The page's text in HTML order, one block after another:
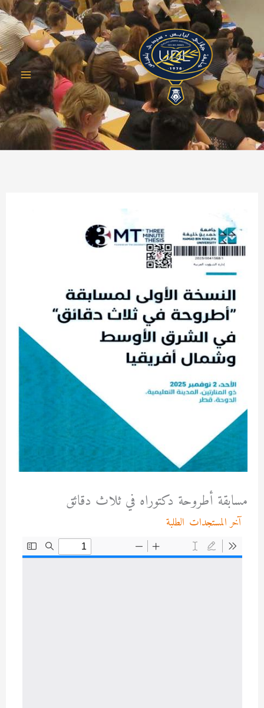
المحتوى
مسابقة أطروحة دكتوراه في ثلاث دقائق
/آخر المستجدات الطلبة/ بواسطة